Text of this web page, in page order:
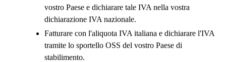
vostro Paese e dichiarare tale IVA nella vostra
dichiarazione IVA nazionale.
Fatturare con l'aliquota IVA italiana e dichiarare l'IVA
tramite lo sportello OSS del vostro Paese di
stabilimento.